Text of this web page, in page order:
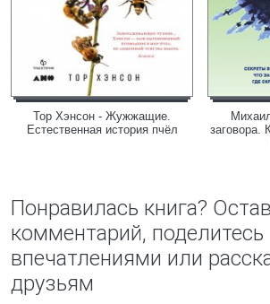
Тор Хэнсон - Жужжащие.
Естественная история пчёл
заговора.
Понравилась книга?
комментарий, поделитесь
впечатлениями или
друзьям